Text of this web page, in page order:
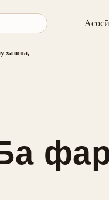
Асосӣ
хазина,